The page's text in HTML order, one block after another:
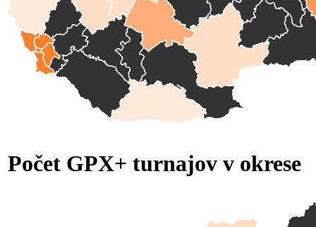
Počet GPX+ turnajov v okrese